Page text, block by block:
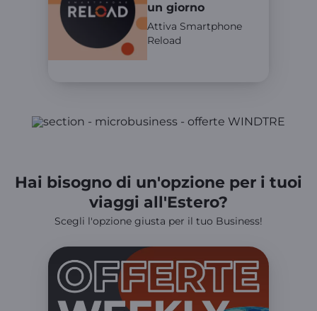
un giorno
Attiva Smartphone
Reload
Hai bisogno di un'opzione per i tuoi
viaggi all'Estero?
Scegli l'opzione giusta per il tuo Business!